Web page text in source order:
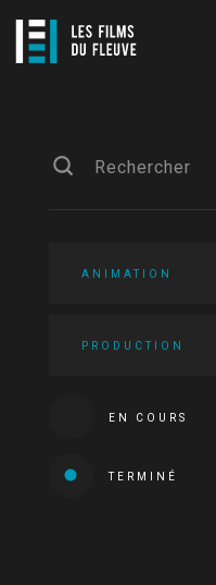
ANIMATION
PRODUCTION
EN COURS
TERMINÉ